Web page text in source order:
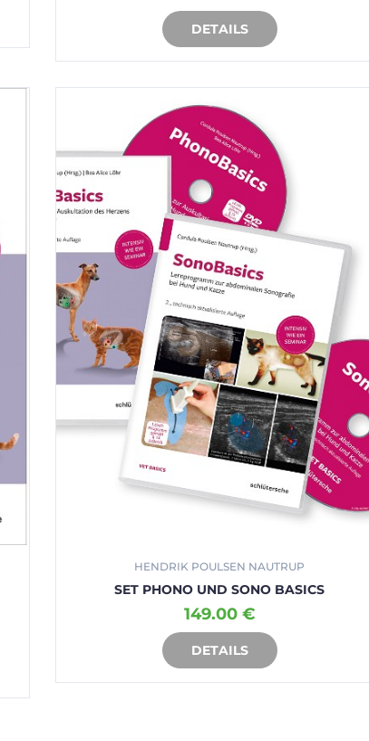
DETAILS
IN DEN WARENKORB
HENDRIK POULSEN NAUTRUP
SET PHONO UND SONO BASICS
149.00 €
DETAILS
IN DEN WARENKORB